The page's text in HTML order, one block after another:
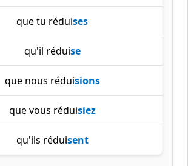
que tu réduises
qu'il réduise
que nous réduisions
que vous réduisiez
qu'ils réduisent